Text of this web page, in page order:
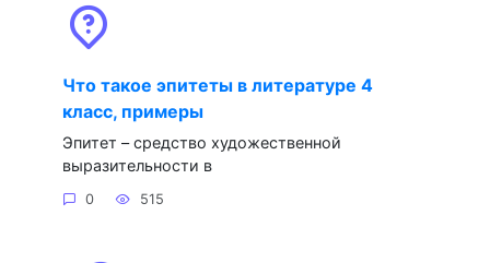
Что такое эпитеты в литературе 4
класс, примеры
Эпитет – средство художественной
выразительности в
0 515